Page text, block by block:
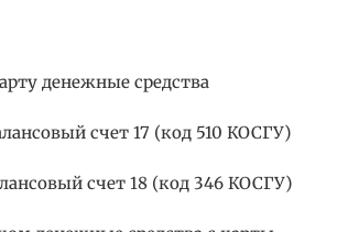
денежные средства
счет 17 (код 510 КОСГУ)
счет 18 (код 346 КОСГУ)